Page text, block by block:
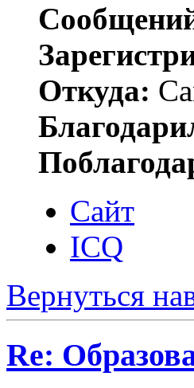
Откуда:
Сайт
ICQ
Вернуться
Re: